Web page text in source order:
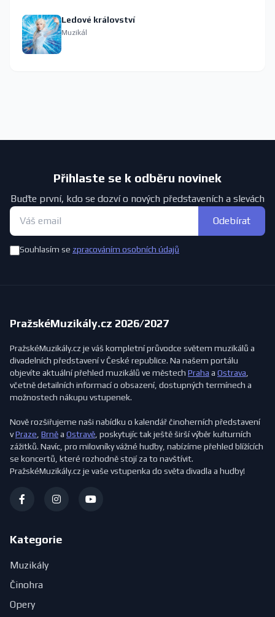
Ledové království
Muzikál
Přihlaste se k odběru novinek
Buďte první, kdo se dozví o nových představeních a slevách
Odebírat
Souhlasím se zpracováním osobních údajů
PražskéMuzikály.cz 2026/2027
PražskéMuzikály.cz je váš kompletní průvodce světem muzikálů a
divadelních představení v České republice. Na našem portálu
objevíte aktuální přehled muzikálů ve městech Praha a Ostrava
včetně detailních informací o obsazení, dostupných termínech a
možnostech nákupu vstupenek.
Nově rozšiřujeme naši nabídku o kalendář činoherních představení
vPraze Brněa Ostravě , poskytujíc tak ještě širší výběr kulturních
zážitků. Navíc, pro milovníky vážné hudby, nabízíme přehled blížících
se koncertů, které rozhodně stojí za to navštívit.
PražskéMuzikály.cz je vaše vstupenka do světa divadla a hudby!
Kategorie
Muzikály
Činohra
Opery